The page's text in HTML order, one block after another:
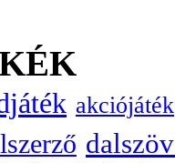
akciójáték